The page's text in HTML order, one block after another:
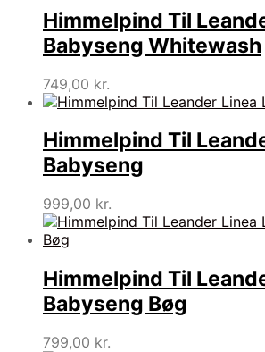
Himmelpind Til
Babyseng Whitewash
749,00 kr.
Himmelpind Til
Babyseng
999,00 kr.
Himmelpind Til
Babyseng Bøg
799,00 kr.